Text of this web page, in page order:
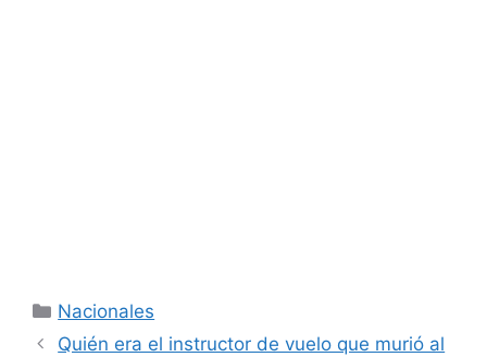
Categorías
Nacionales
Quién era el instructor de vuelo que murió al